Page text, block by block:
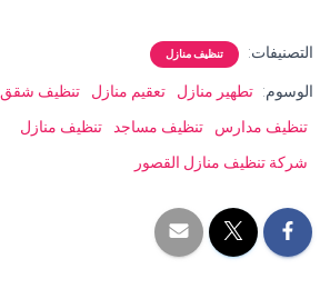
التصنيفات: تنظيف منازل
الوسوم: تطهير منازل تعقيم منازل تنظيف شقق
تنظيف مدارس
تنظيف مساجد
تنظيف منازل
شركة تنظيف منازل القصور